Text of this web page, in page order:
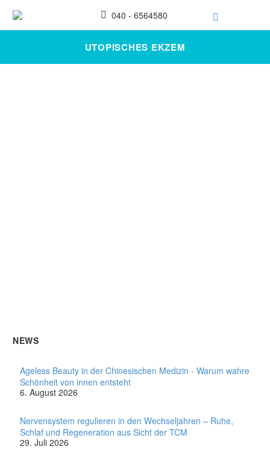
040 - 6564580
UTOPISCHES EKZEM
NEWS
Ageless Beauty in der Chinesischen Medizin - Warum wahre
Schönheit von innen entsteht
6. August 2026
Nervensystem regulieren in den Wechseljahren – Ruhe,
Schlaf und Regeneration aus Sicht der TCM
29. Juli 2026